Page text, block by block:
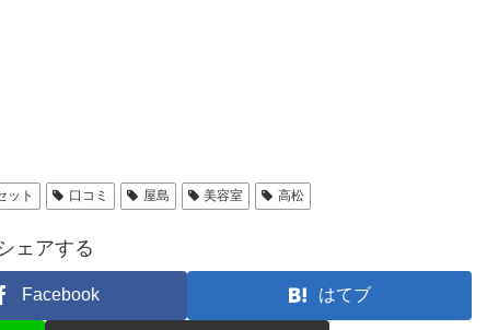
ット 口コミ 屋島 美容室 高松
ェアする
Facebook はてブ